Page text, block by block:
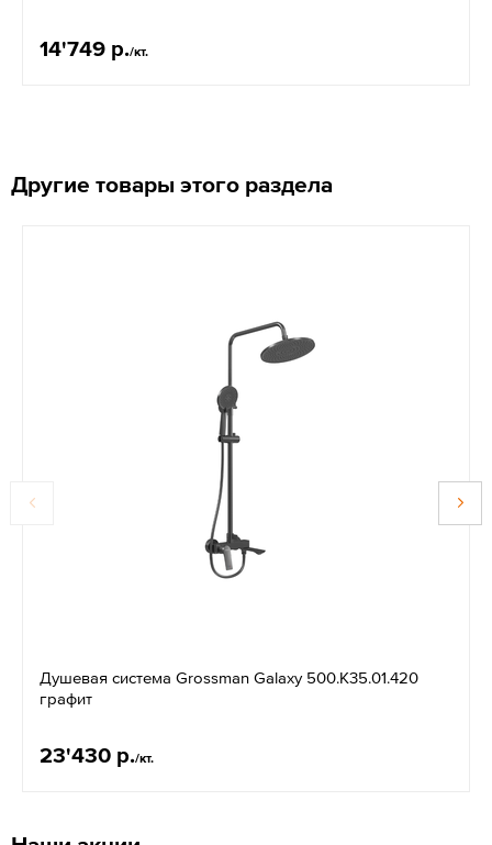
14'749 р./кт.
Другие товары этого раздела
Душевая система Grossman Galaxy 500.K35.01.420
графит
23'430 р./кт.